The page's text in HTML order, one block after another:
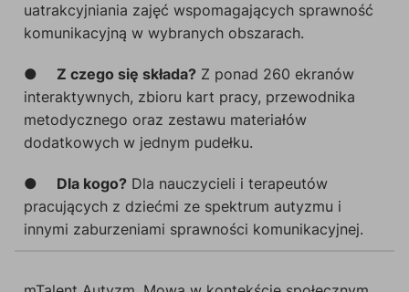
uatrakcyjniania zajęć wspomagających sprawność
komunikacyjną w wybranych obszarach.
● Z czego się składa? Z ponad 260 ekranów
interaktywnych, zbioru kart pracy, przewodnika
metodycznego oraz zestawu materiałów
dodatkowych w jednym pudełku.
● Dla kogo? Dla nauczycieli i terapeutów
pracujących z dziećmi ze spektrum autyzmu i
innymi zaburzeniami sprawności komunikacyjnej.